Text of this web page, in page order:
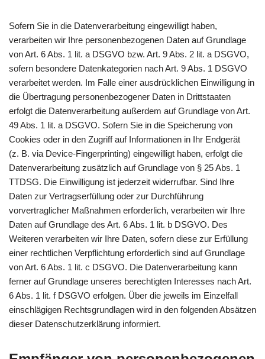
Sofern Sie in die Datenverarbeitung eingewilligt haben,
verarbeiten wir Ihre personenbezogenen Daten auf Grundlage
von Art. 6 Abs. 1 lit. a DSGVO bzw. Art. 9 Abs. 2 lit. a DSGVO,
sofern besondere Datenkategorien nach Art. 9 Abs. 1 DSGVO
verarbeitet werden. Im Falle einer ausdrücklichen Einwilligung in
die Übertragung personenbezogener Daten in Drittstaaten
erfolgt die Datenverarbeitung außerdem auf Grundlage von Art.
49 Abs. 1 lit. a DSGVO. Sofern Sie in die Speicherung von
Cookies oder in den Zugriff auf Informationen in Ihr Endgerät
(z. B. via Device-Fingerprinting) eingewilligt haben, erfolgt die
Datenverarbeitung zusätzlich auf Grundlage von § 25 Abs. 1
TTDSG. Die Einwilligung ist jederzeit widerrufbar. Sind Ihre
Daten zur Vertragserfüllung oder zur Durchführung
vorvertraglicher Maßnahmen erforderlich, verarbeiten wir Ihre
Daten auf Grundlage des Art. 6 Abs. 1 lit. b DSGVO. Des
Weiteren verarbeiten wir Ihre Daten, sofern diese zur Erfüllung
einer rechtlichen Verpflichtung erforderlich sind auf Grundlage
von Art. 6 Abs. 1 lit. c DSGVO. Die Datenverarbeitung kann
ferner auf Grundlage unseres berechtigten Interesses nach Art.
6 Abs. 1 lit. f DSGVO erfolgen. Über die jeweils im Einzelfall
einschlägigen Rechtsgrundlagen wird in den folgenden Absätzen
dieser Datenschutzerklärung informiert.